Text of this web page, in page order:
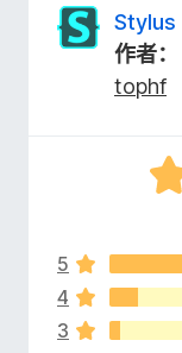
S
t
u
s
Stylus
作者：
tophf
评
分
/
5
5
4
3